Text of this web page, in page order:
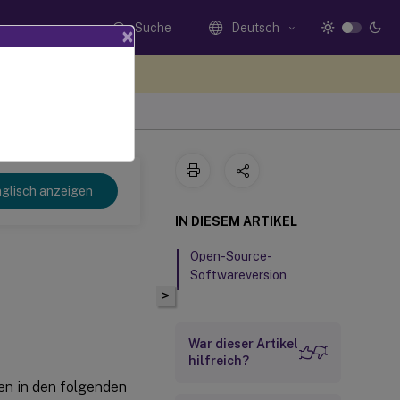
Suche Deutsch
anzeigen
in den folgenden
>
IN DIESEM ARTIKEL
Open-Source-
Softwareversion
War dieser Artikel
hilfreich?
×